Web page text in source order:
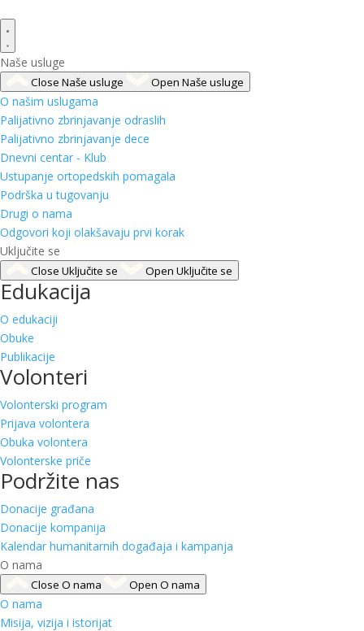
Naše usluge
Close Naše usluge Open Naše usluge
O našim uslugama
Palijativno zbrinjavanje odraslih
Palijativno zbrinjavanje dece
Dnevni centar - Klub
Ustupanje ortopedskih pomagala
Podrška u tugovanju
Drugi o nama
Odgovori koji olakšavaju prvi korak
Uključite se
Close Uključite se Open Uključite se
Edukacija
O edukaciji
Obuke
Publikacije
Volonteri
Volonterski program
Prijava volontera
Obuka volontera
Volonterske priče
Podržite nas
Donacije građana
Donacije kompanija
Kalendar humanitarnih događaja i kampanja
O nama
Close O nama Open O nama
O nama
Misija, vizija i istorijat